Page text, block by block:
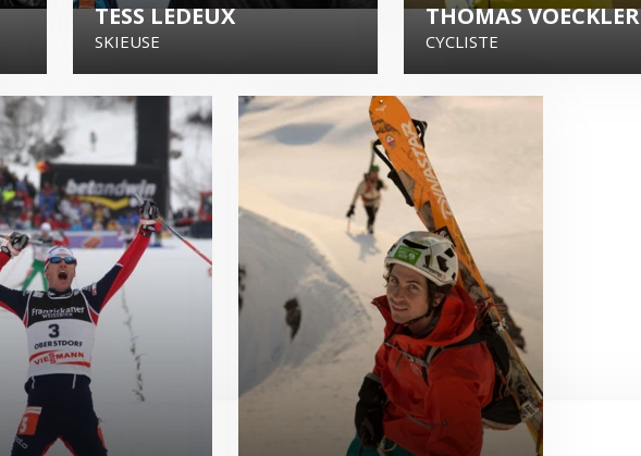
TESS LEDEUX
SKIEUSE
THOMAS VOECKLER
CYCLISTE